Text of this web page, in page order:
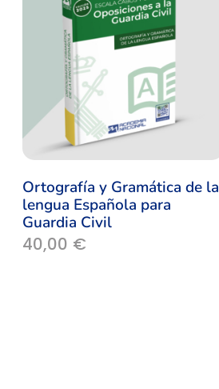
Ortografía y Gramática de la
lengua Española para
Guardia Civil
40,00 €